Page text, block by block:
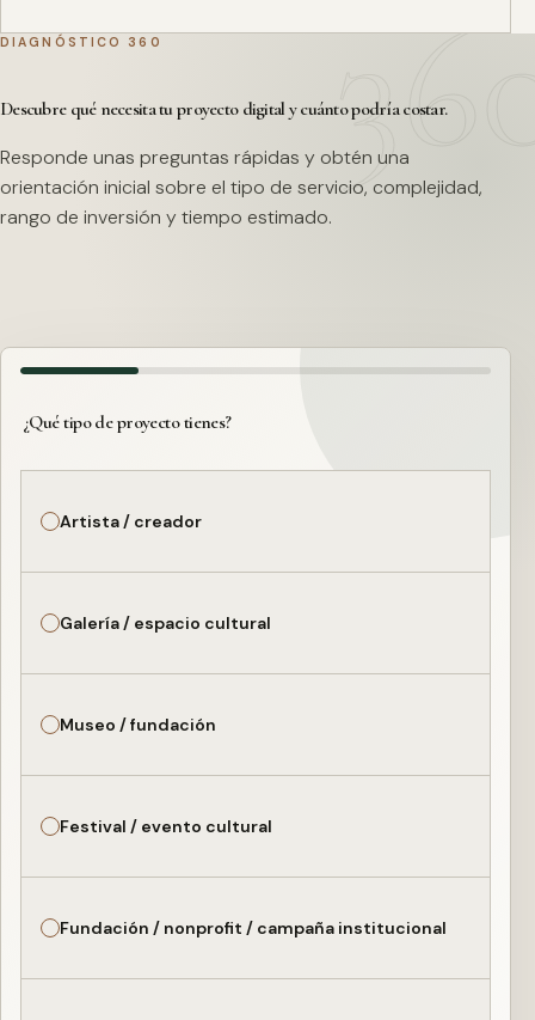
DIAGNÓSTICO 360
Descubre qué necesita tu proyecto digital y cuánto podría costar.
Responde unas preguntas rápidas y obtén una
orientación inicial sobre el tipo de servicio, complejidad,
rango de inversión y tiempo estimado.
¿Qué tipo de proyecto tienes?
Artista / creador
Galería / espacio cultural
Museo / fundación
Festival / evento cultural
Fundación / nonprofit / campaña institucional